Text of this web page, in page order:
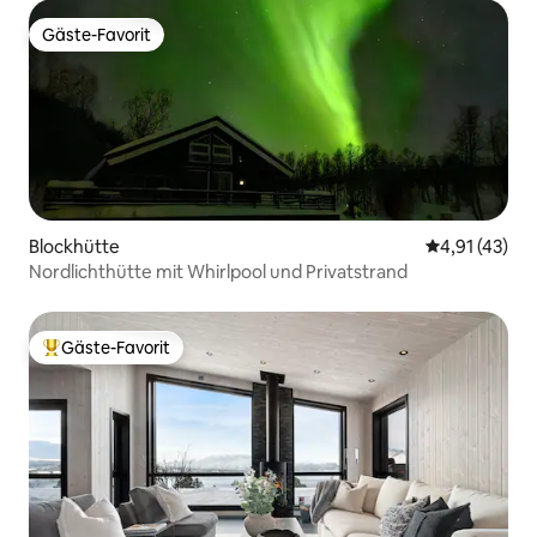
Gäste-Favorit
Gäste-Favorit
Blockhütte
4,91 (43)
Nordlichthütte mit Whirlpool und Privatstrand
Beliebter Gäste-Favorit.
Gäste-Favorit